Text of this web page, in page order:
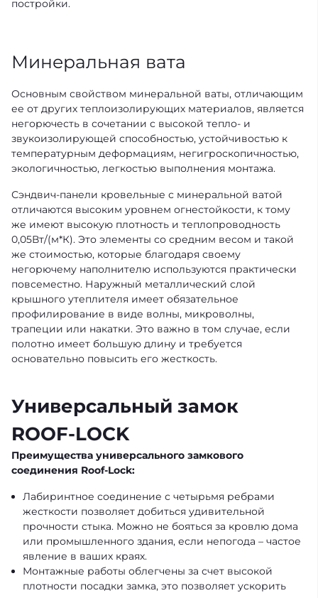
постройки.
Минеральная вата
Основным свойством минеральной ваты, отличающим
ее от других теплоизолирующих материалов, является
негорючесть в сочетании с высокой тепло- и
звукоизолирующей способностью, устойчивостью к
температурным деформациям, негигроскопичностью,
экологичностью, легкостью выполнения монтажа.
Сэндвич-панели кровельные с минеральной ватой
отличаются высоким уровнем огнестойкости, к тому
же имеют высокую плотность и теплопроводность
0,05Вт/(м*К). Это элементы со средним весом и такой
же стоимостью, которые благодаря своему
негорючему наполнителю используются практически
повсеместно. Наружный металлический слой
крышного утеплителя имеет обязательное
профилирование в виде волны, микроволны,
трапеции или накатки. Это важно в том случае, если
полотно имеет большую длину и требуется
основательно повысить его жесткость.
Универсальный замок
ROOF-LOCK
Преимущества универсального замкового
соединения Roof-Lock:
Лабиринтное соединение с четырьмя ребрами
жесткости позволяет добиться удивительной
прочности стыка. Можно не бояться за кровлю дома
или промышленного здания, если непогода – частое
явление в ваших краях.
Монтажные работы облегчены за счет высокой
плотности посадки замка, это позволяет ускорить